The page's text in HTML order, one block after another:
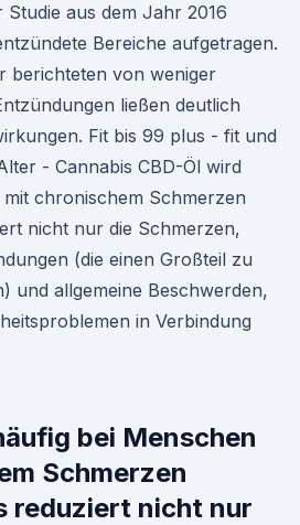
Studie aus dem Jahr 2016
Bereiche aufgetragen.
berichteten von weniger
ließen deutlich
Fit bis 99 plus - fit und
- Cannabis CBD-Öl wird
chronischem Schmerzen
nicht nur die Schmerzen,
(die einen Großteil zu
und allgemeine Beschwerden,
in Verbindung
bei Menschen
Schmerzen
reduziert nicht nur